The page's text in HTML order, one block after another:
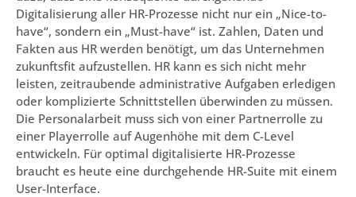
Digitalisierung aller HR-Prozesse nicht nur ein „Nice-to-
have“, sondern ein „Must-have“ ist. Zahlen, Daten und
Fakten aus HR werden benötigt, um das Unternehmen
zukunftsfit aufzustellen. HR kann es sich nicht mehr
leisten, zeitraubende administrative Aufgaben erledigen
oder komplizierte Schnittstellen überwinden zu müssen.
Die Personalarbeit muss sich von einer Partnerrolle zu
einer Playerrolle auf Augenhöhe mit dem C-Level
entwickeln. Für optimal digitalisierte HR-Prozesse
braucht es heute eine durchgehende HR-Suite mit einem
User-Interface.